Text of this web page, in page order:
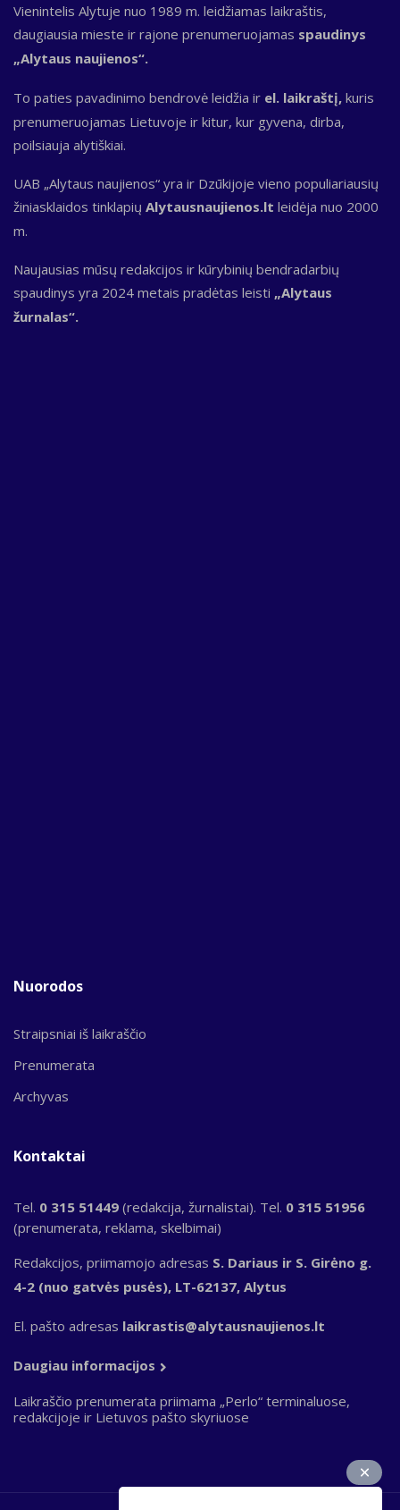
Vienintelis Alytuje nuo 1989 m. leidžiamas laikraštis,
daugiausia mieste ir rajone prenumeruojamas spaudinys
„Alytaus naujienos“.
To paties pavadinimo bendrovė leidžia ir el. laikraštį, kuris
prenumeruojamas Lietuvoje ir kitur, kur gyvena, dirba,
poilsiauja alytiškiai.
UAB „Alytaus naujienos“ yra ir Dzūkijoje vieno populiariausių
žiniasklaidos tinklapių Alytausnaujienos.lt leidėja nuo 2000
m.
Naujausias mūsų redakcijos ir kūrybinių bendradarbių
spaudinys yra 2024 metais pradėtas leisti „Alytaus
žurnalas“.
Nuorodos
Straipsniai iš laikraščio
Prenumerata
Archyvas
Kontaktai
Tel. 0 315 51449 (redakcija, žurnalistai). Tel. 0 315 51956
(prenumerata, reklama, skelbimai)
Redakcijos, priimamojo adresas S. Dariaus ir S. Girėno g.
4-2 (nuo gatvės pusės), LT-62137, Alytus
El. pašto adresas laikrastis@alytausnaujienos.lt
Daugiau informacijos
Laikraščio prenumerata priimama „Perlo“ terminaluose,
redakcijoje ir Lietuvos pašto skyriuose